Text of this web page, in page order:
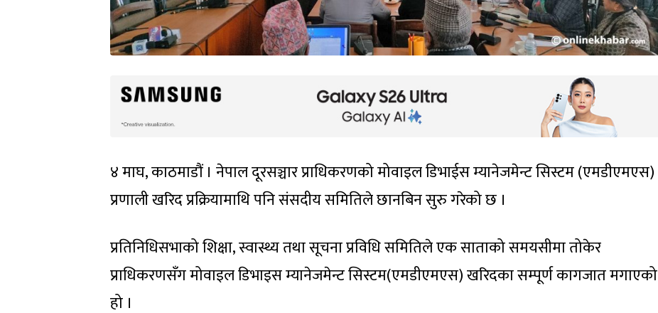
४ माघ, काठमाडौं । नेपाल दूरसञ्चार प्राधिकरणको मोवाइल डिभाईस म्यानेजमेन्ट सिस्टम (एमडीएमएस)
प्रणाली खरिद प्रक्रियामाथि पनि संसदीय समितिले छानबिन सुरु गरेको छ ।
प्रतिनिधिसभाको शिक्षा, स्वास्थ्य तथा सूचना प्रविधि समितिले एक साताको समयसीमा तोकेर
प्राधिकरणसँग मोवाइल डिभाइस म्यानेजमेन्ट सिस्टम(एमडीएमएस) खरिदका सम्पूर्ण कागजात मगाएको
हो ।